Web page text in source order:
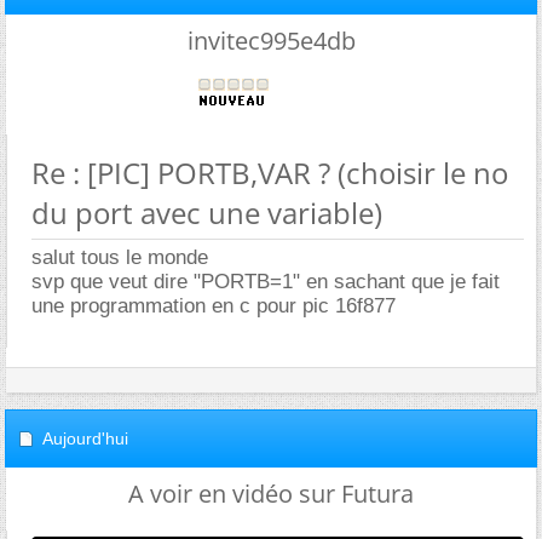
invitec995e4db
Re : [PIC] PORTB,VAR ? (choisir le no
du port avec une variable)
salut tous le monde
svp que veut dire "PORTB=1" en sachant que je fait
une programmation en c pour pic 16f877
Aujourd'hui
A voir en vidéo sur Futura